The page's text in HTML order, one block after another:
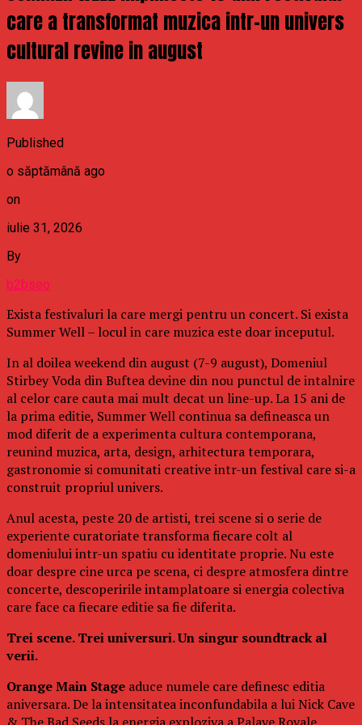
care a transformat muzica intr-un univers
cultural revine in august
Published
o săptămână ago
on
iulie 31, 2026
By
b2bseo
Exista festivaluri la care mergi pentru un concert. Si exista
Summer Well – locul in care muzica este doar inceputul.
In al doilea weekend din august (7-9 august), Domeniul
Stirbey Voda din Buftea devine din nou punctul de intalnire
al celor care cauta mai mult decat un line-up. La 15 ani de
la prima editie, Summer Well continua sa defineasca un
mod diferit de a experimenta cultura contemporana,
reunind muzica, arta, design, arhitectura temporara,
gastronomie si comunitati creative intr-un festival care si-a
construit propriul univers.
Anul acesta, peste 20 de artisti, trei scene si o serie de
experiente curatoriate transforma fiecare colt al
domeniului intr-un spatiu cu identitate proprie. Nu este
doar despre cine urca pe scena, ci despre atmosfera dintre
concerte, descoperirile intamplatoare si energia colectiva
care face ca fiecare editie sa fie diferita.
Trei scene. Trei universuri. Un singur soundtrack al
verii.
Orange Main Stage aduce numele care definesc editia
aniversara. De la intensitatea inconfundabila a lui Nick Cave
& The Bad Seeds la energia exploziva a Palaye Royale,